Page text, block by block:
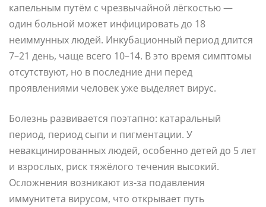
капельным путём с чрезвычайной лёгкостью —
один больной может инфицировать до 18
неиммунных людей. Инкубационный период длится
7–21 день, чаще всего 10–14. В это время симптомы
отсутствуют, но в последние дни перед
проявлениями человек уже выделяет вирус.
Болезнь развивается поэтапно: катаральный
период, период сыпи и пигментации. У
невакцинированных людей, особенно детей до 5 лет
и взрослых, риск тяжёлого течения высокий.
Осложнения возникают из-за подавления
иммунитета вирусом, что открывает путь